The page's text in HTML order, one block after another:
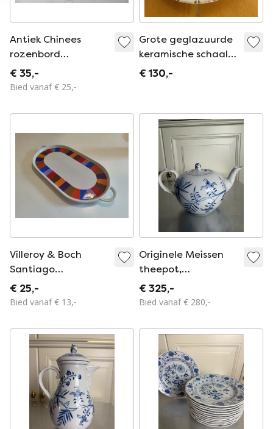
Antiek Chinees
rozenbord
gemarkeerd
Fabricado em
22,5 cm
€ 35,-
Bied vanaf € 25,-
Grote geglazuurde
keramische schaal
van J.G. Picard,
€ 130,-
Villeroy & Boch
Santiago
Serveerplateautje
€ 25,-
Bied vanaf € 13,-
Originele Meissen
theepot,
uienpatroon –
eerste keus –
uitstekende staat
€ 325,-
Bied vanaf € 280,-